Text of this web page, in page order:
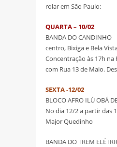
rolar em São Paulo:
QUARTA – 10/02
BANDA DO CANDINHO
centro, Bixiga e Bela
Concentração às 17h
com Rua 13 de Maio.
SEXTA -12/02
BLOCO AFRO ILÚ OBÁ
No dia 12/2 a partir das
Major Quedinho
BANDA DO TREM